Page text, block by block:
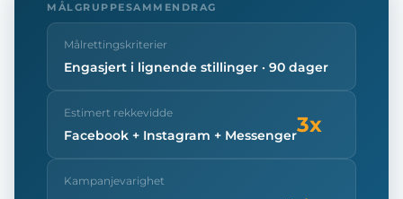
MÅLGRUPPESAMMENDRAG
Målrettingskriterier
Engasjert i lignende stillinger · 90 dager
Estimert rekkevidde
Facebook + Instagram + Messenger3x
Kampanjevarighet